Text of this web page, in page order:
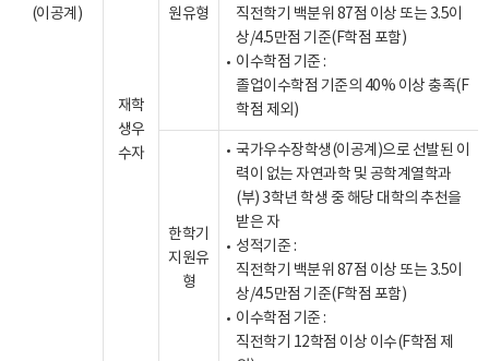
(이공계)
재학
생우
수자
원유형
직전학기 백분위 87점 이상 또는 3.5이
상/4.5만점 기준(F학점 포함)
이수학점 기준 :
졸업이수학점 기준의 40% 이상 충족(F
학점 제외)
한학기
지원유
형
국가우수장학생(이공계)으로 선발된 이
력이 없는 자연과학 및 공학계열학과
(부) 3학년 학생 중 해당 대학의 추천을
받은 자
성적기준 :
직전학기 백분위 87점 이상 또는 3.5이
상/4.5만점 기준(F학점 포함)
이수학점 기준 :
직전학기 12학점 이상 이수(F학점 제